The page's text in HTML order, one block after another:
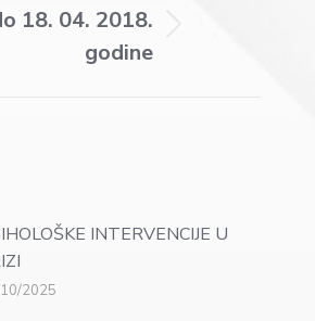
18. 04. 2018.
godine
INTERVENCIJE U
2025